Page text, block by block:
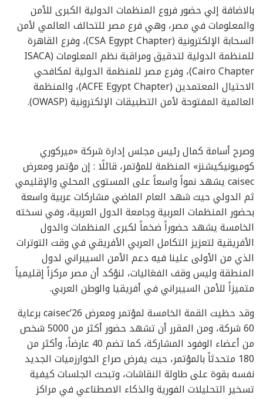
بالاضافة إلي حضور فروع المنظمات الدولية الكبرى للأمن
والمعلومات في مصر، وهي فرع مصر للتحالف العالمي لأمن
السحابة الإلكترونية (CSA Egypt Chapter)، وفرع القاهرة
للمنظمة الدولية لتدقيق ومراقبة نظم المعلومات (ISACA
Cairo Chapter)، وفرع مصر للمنظمة الدولية لمكافحي
الاحتيال المعتمدين (ACFE Egypt Chapter)، والمنظمة
العالمية المفتوحة لأمن التطبيقات الإلكترونية (OWASP).
وصرح أسامة كمال رئيس مجلس إدارة شركة «ميركوري
كوميونيكيشنز» المنظمة للمؤتمر، قائلًا : إن مؤتمر ومعرض
caisec يشهد نمواً واسعاً على المستوى المحلي والإقليمي
ثم الدولي حيث شهد العام الماضي مشاركات عربية واسعة
بحضور المنظمات العربية وجامعة الدول العربية، وفي نسخته
الخامسة يشهد حضوراً ضخماً لكبرى المنظمات والدول
الأفريقية لتعزيز التكامل العربي الأفريقي في وقت التوترات
الذي من الأولى علينا فيه دعم الأمن السيبراني لدول
المنطقة وليس وقف الفعَاليات، لنؤكد أن مصر مركزاً إقليمياً
متميزاً للأمن السيبراني في أفريقيا والوطن العربي.
وقد حظيت القمة الخامسة لمؤتمر ومعرض caisec’26 برعاية
60 شركة، ومن المقرر أن تشهد حضور أكثر من 5000 شخص
من أعضاء الوفود المشاركة، كما تضم 40 عارضاً، وأكثر من
180 متحدثاً بالمؤتمر، حيث يفرض صراع الخوارزميات الجديد
نفسه بقوة على طاولة النقاشات، وتبحث الجلسات كيفية
تسخير التحليلات الفورية والذكاء الاصطناعي في مراكز